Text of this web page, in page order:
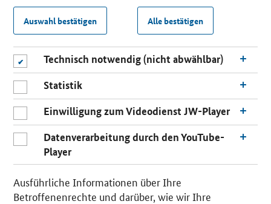
Auswahl bestätigen Alle bestätigen
Technisch notwendig (nicht abwählbar)
Statistik
Einwilligung zum Videodienst JW-Player
Datenverarbeitung durch den YouTube-
Player
Ausführliche Informationen über Ihre
Betroffenenrechte und darüber, wie wir Ihre